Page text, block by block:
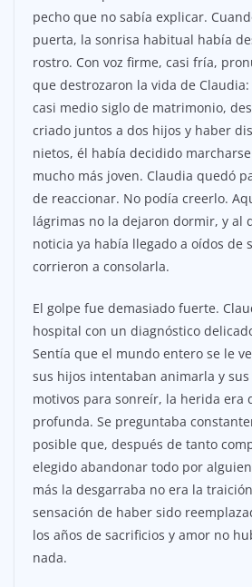
pecho que no sabía explicar.
puerta, la sonrisa habitual había
rostro. Con voz firme, casi fría,
que destrozaron la vida de
casi medio siglo de matrimonio,
criado juntos a dos hijos y haber
nietos, él había decidido
mucho más joven. Claudia quedó
de reaccionar. No podía creerlo.
lágrimas no la dejaron dormir, y al
noticia ya había llegado a oídos de
corrieron a consolarla.
El golpe fue demasiado fuerte.
hospital con un diagnóstico
Sentía que el mundo entero se le
sus hijos intentaban animarla y
motivos para sonreír, la herida era
profunda. Se preguntaba
posible que, después de tanto
elegido abandonar todo por
más la desgarraba no era la
sensación de haber sido
los años de sacrificios y amor no
nada.